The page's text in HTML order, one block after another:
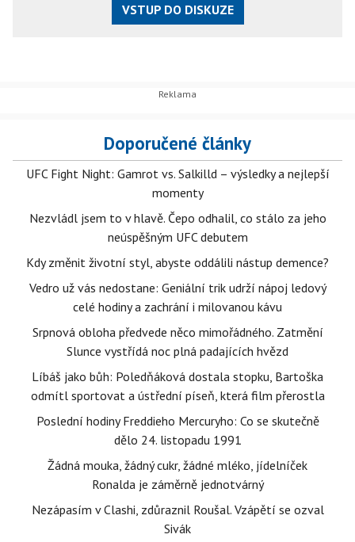
VSTUP DO DISKUZE
Doporučené články
UFC Fight Night: Gamrot vs. Salkilld – výsledky a nejlepší
momenty
Nezvládl jsem to v hlavě. Čepo odhalil, co stálo za jeho
neúspěšným UFC debutem
Kdy změnit životní styl, abyste oddálili nástup demence?
Vedro už vás nedostane: Geniální trik udrží nápoj ledový
celé hodiny a zachrání i milovanou kávu
Srpnová obloha předvede něco mimořádného. Zatmění
Slunce vystřídá noc plná padajících hvězd
Líbáš jako bůh: Poledňáková dostala stopku, Bartoška
odmítl sportovat a ústřední píseň, která film přerostla
Poslední hodiny Freddieho Mercuryho: Co se skutečně
dělo 24. listopadu 1991
Žádná mouka, žádný cukr, žádné mléko, jídelníček
Ronalda je záměrně jednotvárný
Nezápasím v Clashi, zdůraznil Roušal. Vzápětí se ozval
Sivák